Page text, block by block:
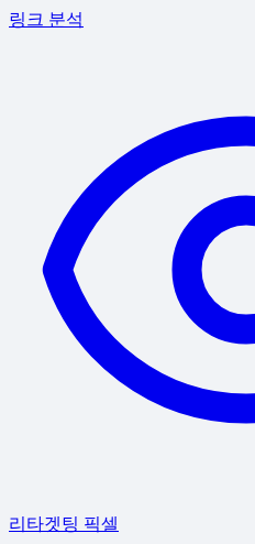
링크 분석
리타겟팅 픽셀